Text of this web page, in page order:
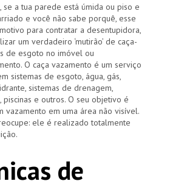
se a tua parede está úmida ou piso e
e você não sabe porquê, esse
para contratar a desentupidora,
um verdadeiro ‘mutirão’ de caça-
de esgoto no imóvel ou
O caça vazamento é um serviço
sistemas de esgoto, água, gás,
sistemas de drenagem,
piscinas e outros. O seu objetivo é
vazamento em uma área não visível.
ele é realizado totalmente
de